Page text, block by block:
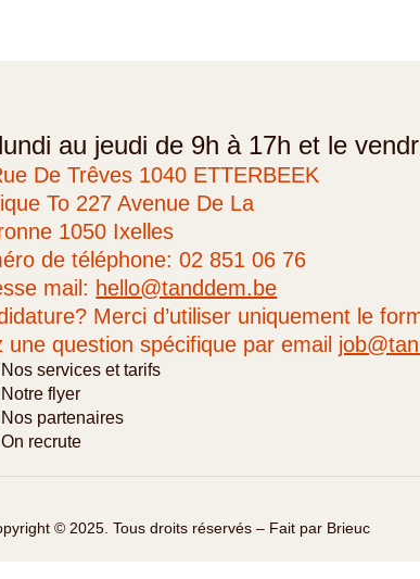
au jeudi de 9h à 17h et le
De Trêves 1040 ETTERBEEK
To 227 Avenue De La
1050 Ixelles
de téléphone: 02 851 06 76
mail: hello@tanddem.be
Merci d’utiliser uniquement le
une question spécifique par email
Nos services et tarifs
Notre flyer
Nos partenaires
On recrute
© 2025. Tous droits réservés – Fait par Brieuc